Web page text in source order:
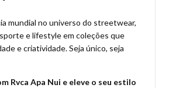
mundial no universo do streetwear,
e lifestyle em coleções que
e criatividade. Seja único, seja
Rvca Apa Nui e eleve o seu estilo